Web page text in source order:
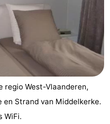
regio West-Vlaanderen,
en Strand van Middelkerke.
WiFi.